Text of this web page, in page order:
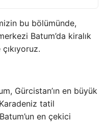
bu bölümünde,
Batum’da kiralık
Gürcistan’ın en büyük
tatil
en çekici